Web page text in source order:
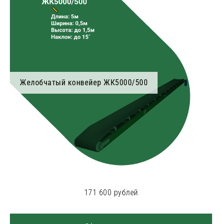
Желобчатый конвейер ЖК5000/500
171 600 рублей